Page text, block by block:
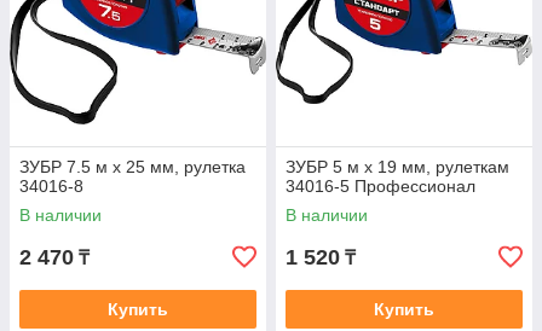
ЗУБР 7.5 м х 25 мм, рулетка
34016-8
В наличии
2 470 ₸
Купить
ЗУБР 5 м х 19 мм, рулеткам
34016-5 Профессионал
В наличии
1 520 ₸
Купить